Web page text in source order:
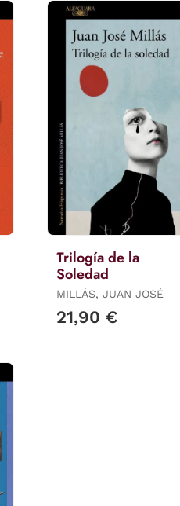
Trilogía de la
Soledad
MILLÁS, JUAN JOSÉ
21,90 €